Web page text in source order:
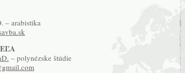
– arabistika
– polynézske štúdie